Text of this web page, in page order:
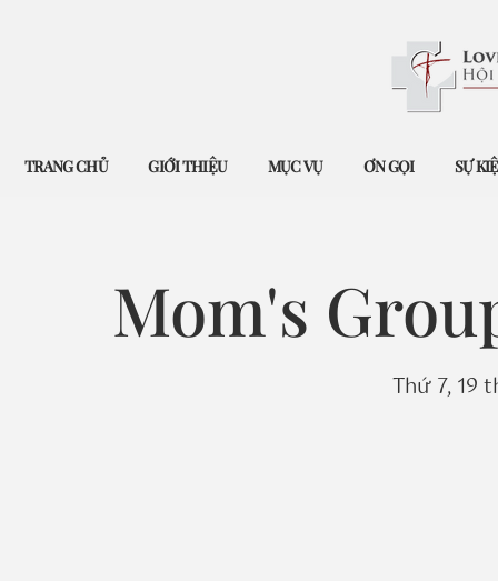
TRANG CHỦ GIỚI THIỆU MỤC VỤ ƠN GỌI SỰ
Mom's
Thứ 7, 19